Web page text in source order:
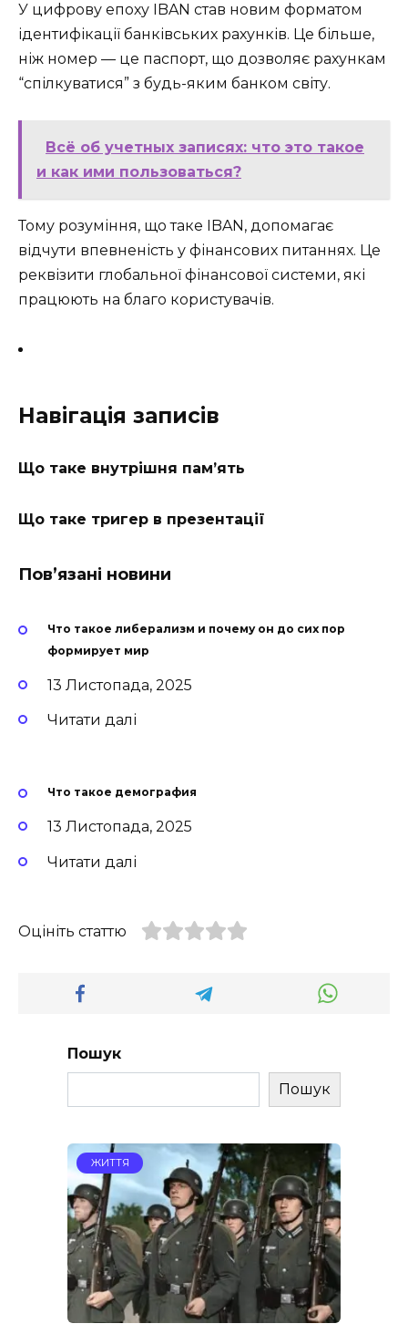
У цифрову епоху IBAN став новим форматом
ідентифікації банківських рахунків. Це більше,
ніж номер — це паспорт, що дозволяє рахункам
“спілкуватися” з будь-яким банком світу.
Всё об учетных записях: что это такое
и как ими пользоваться?
Тому розуміння, що таке IBAN, допомагає
відчути впевненість у фінансових питаннях. Це
реквізити глобальної фінансової системи, які
працюють на благо користувачів.
Навігація записів
Що таке внутрішня пам’ять
Що таке тригер в презентації
Пов’язані новини
Что такое либерализм и почему он до сих пор
формирует мир
13 Листопада, 2025
Читати далі
Что такое демография
13 Листопада, 2025
Читати далі
Оцініть статтю
Пошук
Пошук
ЖИТТЯ